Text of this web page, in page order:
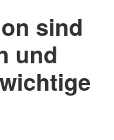
sind
und